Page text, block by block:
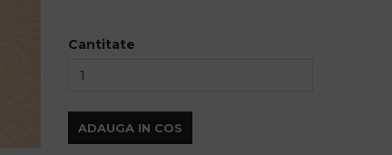
Cantitate
ADAUGA IN COS